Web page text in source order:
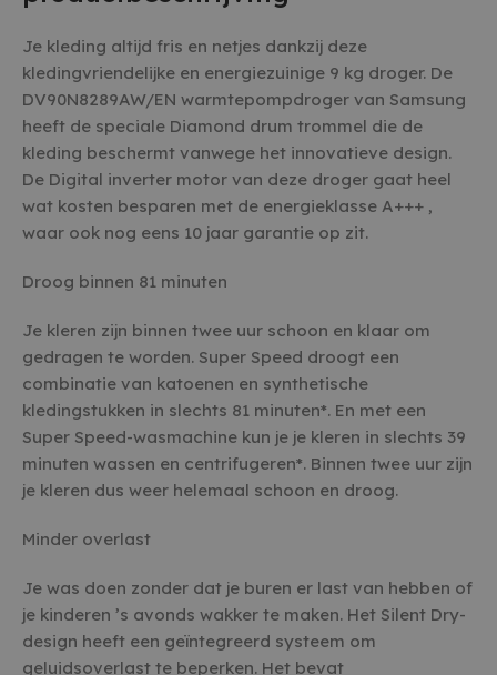
Je kleding altijd fris en netjes dankzij deze
kledingvriendelijke en energiezuinige 9 kg droger. De
DV90N8289AW/EN warmtepompdroger van Samsung
heeft de speciale Diamond drum trommel die de
kleding beschermt vanwege het innovatieve design.
De Digital inverter motor van deze droger gaat heel
wat kosten besparen met de energieklasse A+++ ,
waar ook nog eens 10 jaar garantie op zit.
Droog binnen 81 minuten
Je kleren zijn binnen twee uur schoon en klaar om
gedragen te worden. Super Speed droogt een
combinatie van katoenen en synthetische
kledingstukken in slechts 81 minuten*. En met een
Super Speed-wasmachine kun je je kleren in slechts 39
minuten wassen en centrifugeren*. Binnen twee uur zijn
je kleren dus weer helemaal schoon en droog.
Minder overlast
Je was doen zonder dat je buren er last van hebben of
je kinderen ’s avonds wakker te maken. Het Silent Dry-
design heeft een geïntegreerd systeem om
geluidsoverlast te beperken. Het bevat